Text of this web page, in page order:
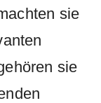
sie
sie